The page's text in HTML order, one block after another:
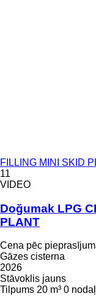
FILLING MINI SKID
11
VIDEO
Doğumak LPG
PLANT
Cena pēc
Gāzes cisterna
2026
Stāvoklis jauns
Tilpums 20 m³ 0